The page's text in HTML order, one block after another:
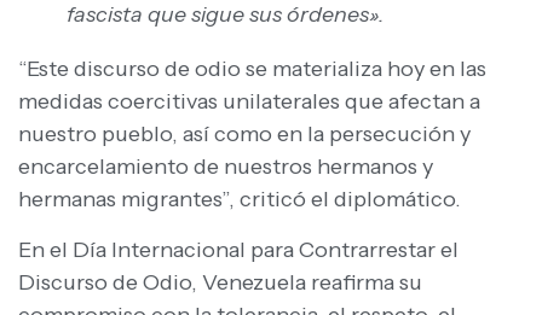
fascista que sigue sus órdenes».
“Este discurso de odio se materializa hoy en las
medidas coercitivas unilaterales que afectan a
nuestro pueblo, así como en la persecución y
encarcelamiento de nuestros hermanos y
hermanas migrantes”, criticó el diplomático.
En el Día Internacional para Contrarrestar el
Discurso de Odio, Venezuela reafirma su